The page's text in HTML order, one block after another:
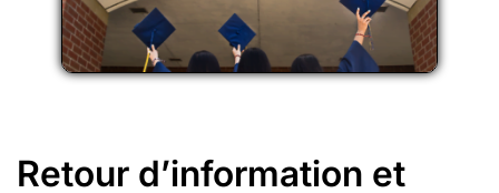
Retour d’information et